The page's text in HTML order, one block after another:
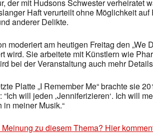
der mit Hudsons Schwester verheiratet
Haft verurteilt ohne Möglichkeit
anderer Delikte.
moderiert am heutigen Freitag den
wird. Sie arbeitete mit Künstlern wie
bei der Veranstaltung auch mehr
Platte „I Remember Me“ brachte sie
“Ich will jeden ‚Jenniferizieren‘. Ich will
in meiner Musik.“
zu diesem Thema? Hier